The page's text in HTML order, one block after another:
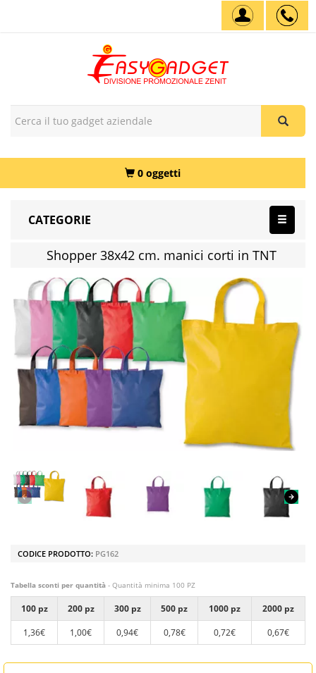
0 oggetti
CATEGORIE
Shopper 38x42 cm. manici corti in TNT
CODICE PRODOTTO: PG162
Tabella sconti per quantità - Quantità minima 100 PZ
100 pz 200 pz 300 pz 500 pz 1000 pz
2000 pz
1,36€
1,00€ 0,94€ 0,78€ 0,72€ 0,67€